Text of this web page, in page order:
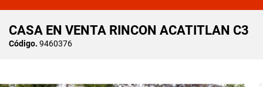
CASA EN VENTA RINCON ACATITLAN C3
Código. 9460376